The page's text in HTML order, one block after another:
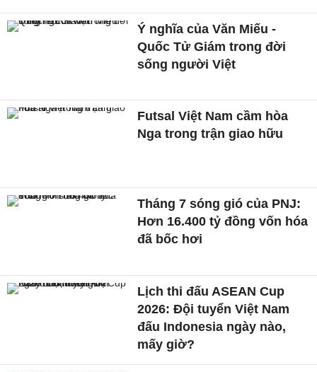
Ý nghĩa của Văn Miếu -
Quốc Tử Giám trong đời
sống người Việt
Futsal Việt Nam cầm hòa
Nga trong trận giao hữu
Tháng 7 sóng gió của PNJ:
Hơn 16.400 tỷ đồng vốn hóa
đã bốc hơi
Lịch thi đấu ASEAN Cup
2026: Đội tuyển Việt Nam
đấu Indonesia ngày nào,
mấy giờ?